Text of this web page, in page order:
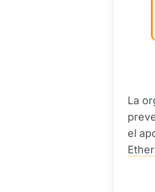
La
el